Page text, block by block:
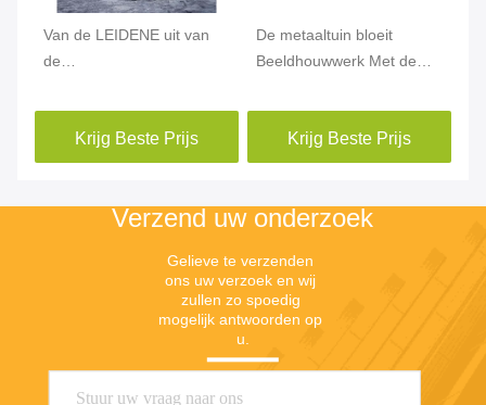
Van de LEIDENE uit van
de
Deurtuin het Moderne
Roestvrije staal voor
Parkdecoratie
Krijg Beste Prijs
De metaaltuin bloeit
Beeldhouwwerk Met de
Opgepoetste Decoratie 1,8
Meterhoogte
Krijg Beste Prijs
Verzend uw onderzoek
Gelieve te verzenden
ons uw verzoek en wij
zullen zo spoedig
mogelijk antwoorden op
u.